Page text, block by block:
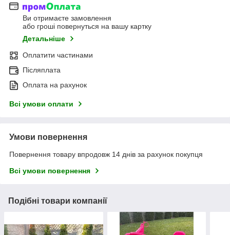
Ви отримаєте замовлення
або гроші повернуться на вашу картку
Детальніше
Оплатити частинами
Післяплата
Оплата на рахунок
Всі умови оплати
Умови повернення
Повернення товару впродовж 14 днів за рахунок покупця
Всі умови повернення
Подібні товари компанії